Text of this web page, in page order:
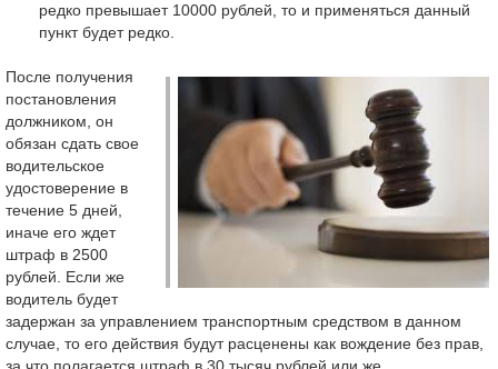
редко превышает 10000 рублей, то и применяться данный
пункт будет редко.
После получения
постановления
должником, он
обязан сдать свое
водительское
удостоверение в
течение 5 дней,
иначе его ждет
штраф в 2500
рублей. Если же
водитель будет
задержан за управлением транспортным средством в данном
случае, то его действия будут расценены как вождение без прав,